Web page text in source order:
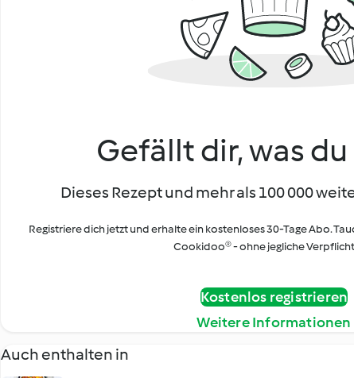
Gefällt dir, was
Dieses Rezept und mehr als 100 000
Registriere dich jetzt und erhalte ein kostenloses 30-Tage Abo.
Cookidoo® - ohne jegliche
Kostenlos registrieren
Weitere Informationen
Auch enthalten in